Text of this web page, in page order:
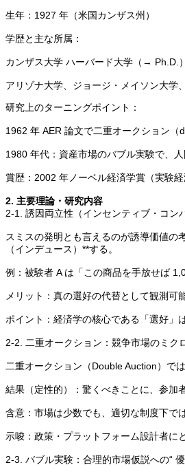
生年：1927 年（米国カンザス州）
学歴と主な所属：
カンザス大学 ハーバード大学（→ Ph.D.）
アリゾナ大学、ジョージ・メイソン大学
研究上のターニングポイント：
1962 年 AER 論文で二重オークション（
1980 年代：資産市場のバブル実験で、
賞歴：2002 年ノーベル経済学賞（実験
2. 主要理論・研究内容
2-1. 誘因両立性（インセンティブ・コン
スミスの発明とも言えるのが誘導価値の
（インデュース）**する。
例：被験者 A は「この商品を手放せば
メリット：真の選好の代替として観測可
ポイント：経済学の核心である「選好」
2-2. 二重オークション：競争市場のミク
二重オークション（Double Auction）で
結果（定性的）：驚くべきことに、参加
含意：市場は少数でも、適切な制度下で
示唆：政策・プラットフォーム設計者に
2-3. バブル実験：合理的市場仮説への“